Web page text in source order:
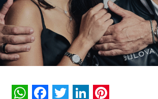
US composta por bicampeão brasileiro
jogadores profissionais de Poker, pro-
streamers de outros jogos eletrônicos?
do meia Claudinho, craque do último
Brasileiro, no PES? E aventuras em Fall